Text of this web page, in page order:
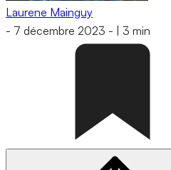
Laurene Mainguy
- 7 décembre 2023 - 3 min